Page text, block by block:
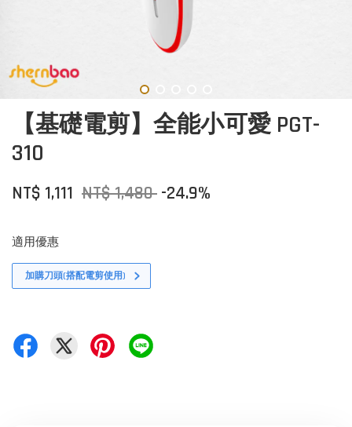
【基礎電剪】全能小可愛 PGT-
310
NT$ 1,111 NT$ 1,480 -24.9%
適用優惠
加購刀頭(搭配電剪使用)